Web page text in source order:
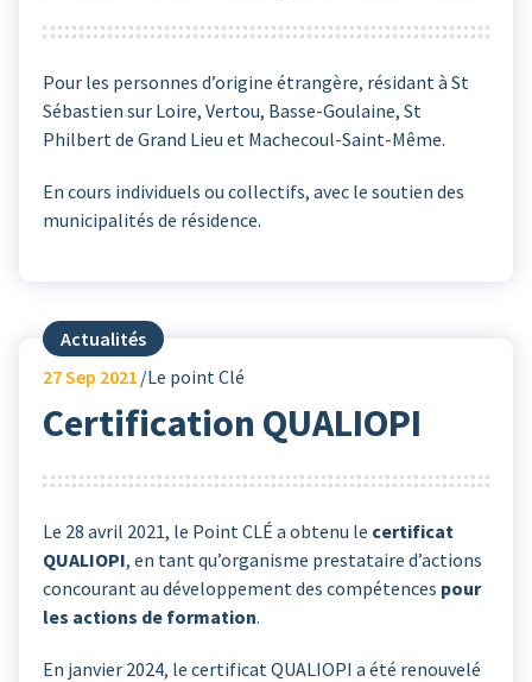
Pour les personnes d’origine étrangère, résidant à St
Sébastien sur Loire, Vertou, Basse-Goulaine, St
Philbert de Grand Lieu et Machecoul-Saint-Même.
En cours individuels ou collectifs, avec le soutien des
municipalités de résidence.
Actualités
27Sep 2021 Le point Clé
Certification QUALIOPI
Le 28 avril 2021, le Point CLÉ a obtenu le certificat
QUALIOPI, en tant qu’organisme prestataire d’actions
concourant au développement des compétences pour
les actions de formation.
En janvier 2024, le certificat QUALIOPI a été renouvelé